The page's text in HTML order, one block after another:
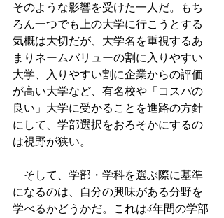
そのような影響を受けた一人だ。もち
ろん一つでも上の大学に行こうとする
気概は大切だが、大学名を重視するあ
まりネームバリューの割に入りやすい
大学、入りやすい割に企業からの評価
が高い大学など、有名校や「コスパの
良い」大学に受かることを進路の方針
にして、学部選択をおろそかにするの
は視野が狭い。
そして、学部・学科を選ぶ際に基準
になるのは、自分の興味がある分野を
学べるかどうかだ。これは4年間の学部